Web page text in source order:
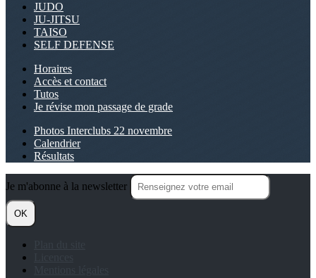
JUDO
JU-JITSU
TAISO
SELF DEFENSE
Horaires
Accès et contact
Tutos
Je révise mon passage de grade
Photos Interclubs 22 novembre
Calendrier
Résultats
Je m'abonne à la newsletter
OK